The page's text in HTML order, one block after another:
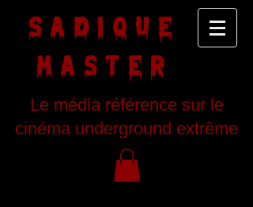
SADIQUE
MASTER
Le média référence sur le
cinéma underground extrême